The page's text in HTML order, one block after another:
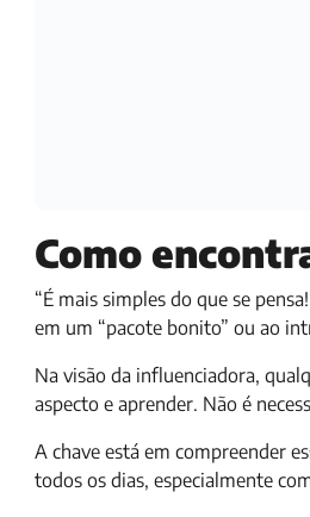
Como
“É mais simples do que se
em um “pacote bonito” ou ao
Na visão da influenciadora,
aspecto e aprender. Não é
A chave está em compreender
todos os dias, especialmente